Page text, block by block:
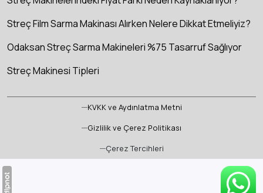
Streç Film Sarma Makinası Alırken Nelere Dikkat Etmeliyiz?
Odaksan Streç Sarma Makineleri %75 Tasarruf Sağlıyor
Streç Makinesi Tipleri
KVKK ve Aydınlatma Metni
Gizlilik ve Çerez Politikası
Çerez Tercihleri